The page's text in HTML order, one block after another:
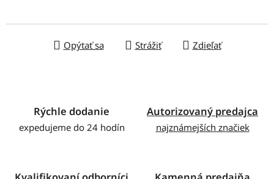
Opýtať sa Strážiť Zdieľať
Rýchle dodanie
expedujeme do 24 hodín
Autorizovaný predajca
najznámejších značiek